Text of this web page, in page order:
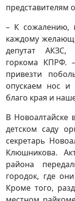
представителям
– К сожалению,
каждому
депутат АКЗС,
горкома КПРФ.
привезти
опускаем нос и
благо края и
В Новоалтайске
детском саду
секретарь
Клюшникова.
района
городок, где
Кроме того,